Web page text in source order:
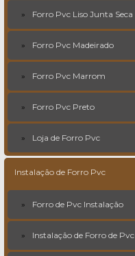
Forro Pvc Liso Junta Seca
Forro Pvc Madeirado
Forro Pvc Marrom
Forro Pvc Preto
Loja de Forro Pvc
Instalação de Forro Pvc
Forro de Pvc Instalação
Instalação de Forro de Pvc